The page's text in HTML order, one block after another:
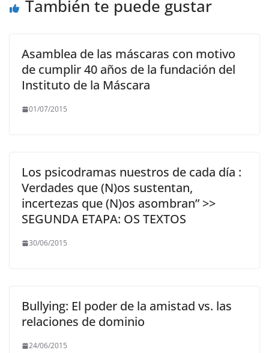
También te puede gustar
Asamblea de las máscaras con motivo
de cumplir 40 años de la fundación del
Instituto de la Máscara
01/07/2015
Los psicodramas nuestros de cada día :
Verdades que (N)os sustentan,
incertezas que (N)os asombran” >>
SEGUNDA ETAPA: OS TEXTOS
30/06/2015
Bullying: El poder de la amistad vs. las
relaciones de dominio
24/06/2015